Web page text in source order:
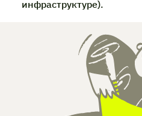
инфраструктуре).